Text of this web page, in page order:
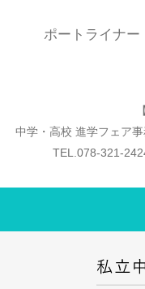
ポートライナ
中学・高校 進学フェア
TEL.078-321-